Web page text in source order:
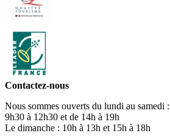
Contactez-nous
Nous sommes ouverts du lundi au samedi :
9h30 à 12h30 et de 14h à 19h
Le dimanche : 10h à 13h et 15h à 18h